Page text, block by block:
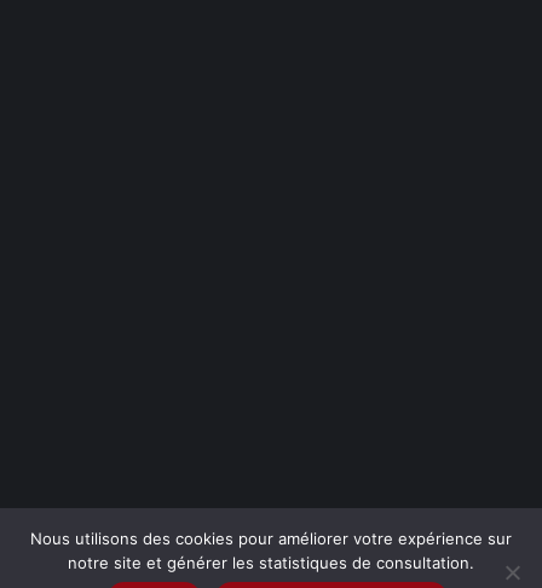
Mentions légales / Politique de confidentialité-Nous
Nous utilisons des cookies pour améliorer votre expérience sur
notre site et générer les statistiques de consultation.